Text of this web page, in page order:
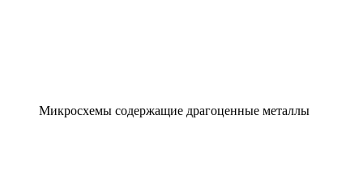
Микросхемы содержащие драгоценные металлы